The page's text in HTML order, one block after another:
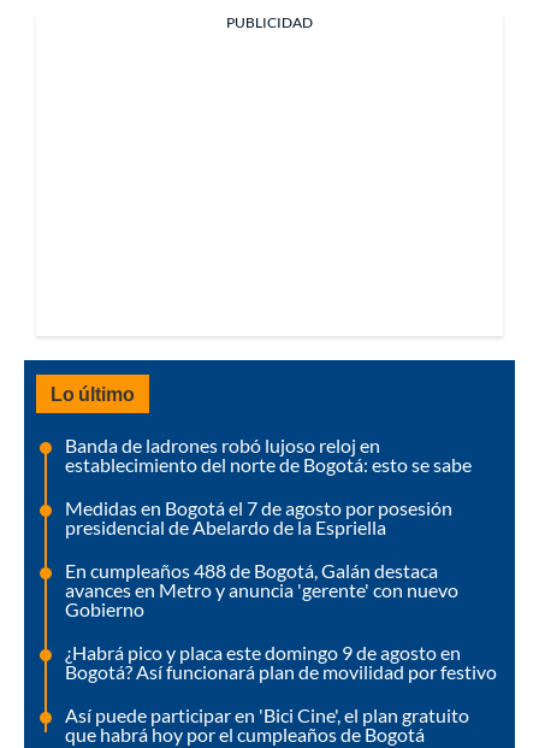
PUBLICIDAD
Lo último
Banda de ladrones robó lujoso reloj en
establecimiento del norte de Bogotá: esto se sabe
Medidas en Bogotá el 7 de agosto por posesión
presidencial de Abelardo de la Espriella
En cumpleaños 488 de Bogotá, Galán destaca
avances en Metro y anuncia 'gerente' con nuevo
Gobierno
¿Habrá pico y placa este domingo 9 de agosto en
Bogotá? Así funcionará plan de movilidad por festivo
Así puede participar en 'Bici Cine', el plan gratuito
que habrá hoy por el cumpleaños de Bogotá